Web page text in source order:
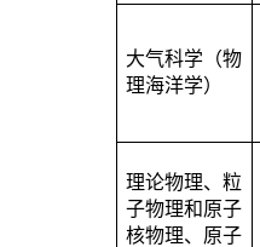
大气科学（物
理海洋学）
理论物理、粒
子物理和原子
核物理、原子